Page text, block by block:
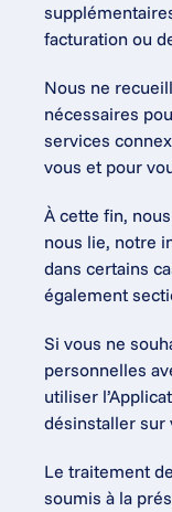
facturation ou
Nous ne
nécessaires
services
vous et pour
À cette fin,
nous lie, notre
dans certains
également
Si vous ne
personnelles
utiliser
désinstaller sur
Le traitement
soumis à la